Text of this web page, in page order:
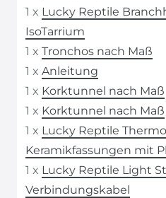
1 x Lucky Reptile
IsoTarrium
1 x Tronchos nach Maß
1 x Anleitung
1 x Korktunnel nach Maß
1 x Korktunnel nach Maß
1 x Lucky Reptile
Keramikfassungen mit
1 x Lucky Reptile Light
Verbindungskabel